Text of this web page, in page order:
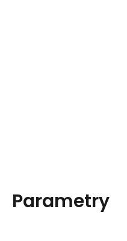
Parametry